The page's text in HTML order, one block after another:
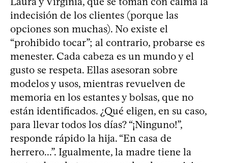
indecisión de los clientes (porque las
opciones son muchas). No existe el
“prohibido tocar”; al contrario, probarse es
menester. Cada cabeza es un mundo y el
gusto se respeta. Ellas asesoran sobre
modelos y usos, mientras revuelven de
memoria en los estantes y bolsas, que no
están identificados. ¿Qué eligen, en su caso,
para llevar todos los días? “¡Ninguno!”,
responde rápido la hija. “En casa de
herrero...”. Igualmente, la madre tiene la